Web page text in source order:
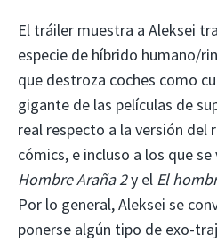
El tráiler muestra a Aleksei
especie de híbrido humano/
que destroza coches como
gigante de las películas de
real respecto a la versión del
cómics, e incluso a los que se
Hombre Araña 2y el El
Por lo general, Aleksei se
ponerse algún tipo de exo-